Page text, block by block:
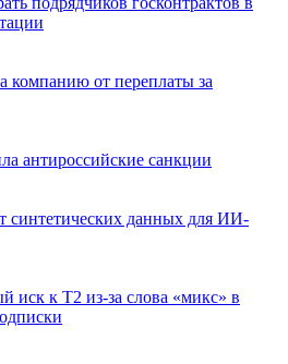
компанию от переплаты за
антироссийские санкции
синтетических данных для ИИ-
иск к Т2 из-за слова «микс» в